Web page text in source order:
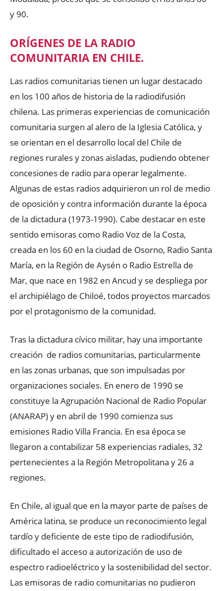
y 90.
ORÍGENES DE LA RADIO
COMUNITARIA EN CHILE.
Las radios comunitarias tienen un lugar destacado
en los 100 años de historia de la radiodifusión
chilena. Las primeras experiencias de comunicación
comunitaria surgen al alero de la Iglesia Católica, y
se orientan en el desarrollo local del Chile de
regiones rurales y zonas aisladas, pudiendo obtener
concesiones de radio para operar legalmente.
Algunas de estas radios adquirieron un rol de medio
de oposición y contra información durante la época
de la dictadura (1973-1990). Cabe destacar en este
sentido emisoras como Radio Voz de la Costa,
creada en los 60 en la ciudad de Osorno, Radio Santa
María, en la Región de Aysén o Radio Estrella de
Mar, que nace en 1982 en Ancud y se despliega por
el archipiélago de Chiloé, todos proyectos marcados
por el protagonismo de la comunidad.
Tras la dictadura cívico militar, hay una importante
creación de radios comunitarias, particularmente
en las zonas urbanas, que son impulsadas por
organizaciones sociales. En enero de 1990 se
constituye la Agrupación Nacional de Radio Popular
(ANARAP) y en abril de 1990 comienza sus
emisiones Radio Villa Francia. En esa época se
llegaron a contabilizar 58 experiencias radiales, 32
pertenecientes a la Región Metropolitana y 26 a
regiones.
En Chile, al igual que en la mayor parte de países de
América latina, se produce un reconocimiento legal
tardío y deficiente de este tipo de radiodifusión,
dificultado el acceso a autorización de uso de
espectro radioeléctrico y la sostenibilidad del sector.
Las emisoras de radio comunitarias no pudieron